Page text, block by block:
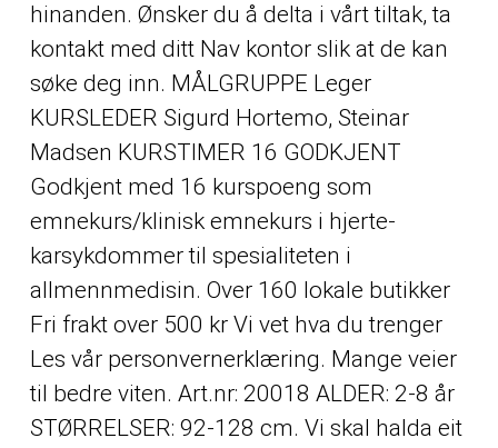
hinanden. Ønsker du å delta i vårt tiltak, ta
kontakt med ditt Nav kontor slik at de kan
søke deg inn. MÅLGRUPPE Leger
KURSLEDER Sigurd Hortemo, Steinar
Madsen KURSTIMER 16 GODKJENT
Godkjent med 16 kurspoeng som
emnekurs/klinisk emnekurs i hjerte-
karsykdommer til spesialiteten i
allmennmedisin. Over 160 lokale butikker
Fri frakt over 500 kr Vi vet hva du trenger
Les vår personvernerklæring. Mange veier
til bedre viten. Art.nr: 20018 ALDER: 2-8 år
STØRRELSER: 92-128 cm. Vi skal halda eit